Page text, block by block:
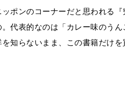
ポンのコーナーだと思われる
代表的なのは「カレー味のう
知らないまま、この書籍だけ